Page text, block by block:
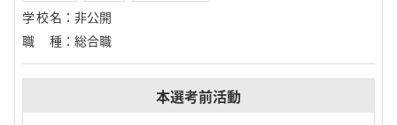
学校名 ： 非公開
職種 ： 総合職
本選考前活動